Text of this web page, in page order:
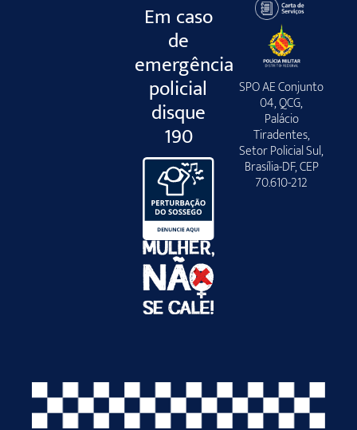
Em caso
de
emergência
policial
disque
190
SPO AE Conjunto
04, QCG,
Palácio
Tiradentes,
Setor Policial Sul,
Brasília-DF, CEP
70.610-212